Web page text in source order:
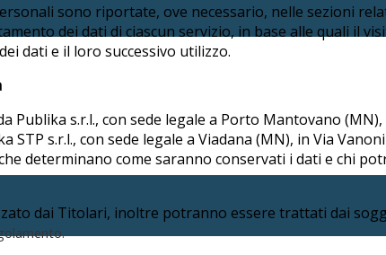
sono riportate, ove necessario, nelle sezioni
dei dati di ciascun servizio, in base alle quali il
dati e il loro successivo utilizzo.
s.r.l., con sede legale a Porto Mantovano (MN),
STP s.r.l., con sede legale a Viadana (MN), in Via
determinano come saranno conservati i dati e chi
dai Titolari, inoltre potranno essere trattati dai